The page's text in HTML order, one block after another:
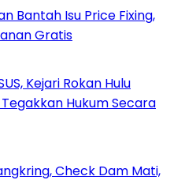
Bantah Isu Price Fixing,
Gratis
Kejari Rokan Hulu
Hukum Secara
Check Dam Mati,